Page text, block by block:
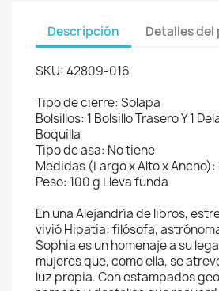
Descripción Detalles
SKU: 42809-016
Tipo de cierre: Solapa
Bolsillos: 1 Bolsillo Trasero Y 1
Boquilla
Tipo de asa: No tiene
Medidas (Largo x Alto x Ancho):
Peso: 100 g Lleva funda
En una Alejandría de libros,
vivió Hipatia: filósofa,
Sophia es un homenaje a su
mujeres que, como ella, se
luz propia. Con estampados